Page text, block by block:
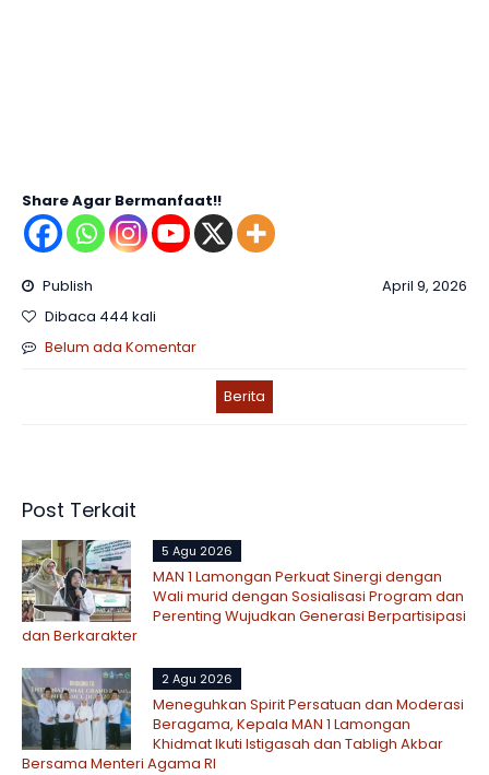
Share Agar Bermanfaat!!
Publish
April 9, 2026
Dibaca 444 kali
Belum ada Komentar
Berita
Post Terkait
5 Agu 2026
MAN 1 Lamongan Perkuat Sinergi dengan
Wali murid dengan Sosialisasi Program dan
Perenting Wujudkan Generasi Berpartisipasi
dan Berkarakter
2 Agu 2026
Meneguhkan Spirit Persatuan dan Moderasi
Beragama, Kepala MAN 1 Lamongan
Khidmat Ikuti Istigasah dan Tabligh Akbar
Bersama Menteri Agama RI